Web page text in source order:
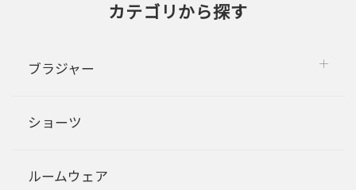
カテゴリから探す
ブラジャー
ショーツ
ルームウェア